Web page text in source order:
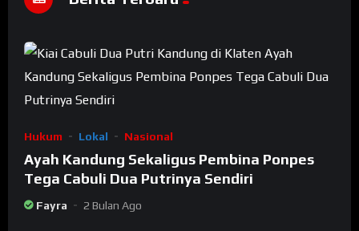
Hukum Lokal Nasional
Ayah Kandung Sekaligus Pembina Ponpes
Tega Cabuli Dua Putrinya Sendiri
Fayra 2 Bulan Ago